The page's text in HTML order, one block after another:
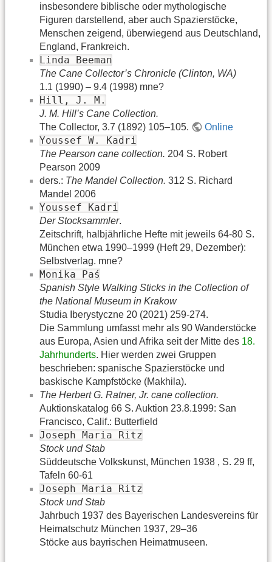
insbesondere biblische oder mythologische
Figuren darstellend, aber auch Spazierstöcke,
Menschen zeigend, überwiegend aus Deutschland,
England, Frankreich.
Linda Beeman
The Cane Collector’s Chronicle (Clinton, WA)
1.1 (1990) – 9.4 (1998) mne?
Hill, J. M.
J. M. Hill’s Cane Collection.
The Collector, 3.7 (1892) 105–105.
Online
Youssef W. Kadri
The Pearson cane collection. 204 S. Robert
Pearson 2009
ders.: The Mandel Collection. 312 S. Richard
Mandel 2006
Youssef Kadri
Der Stocksammler.
Zeitschrift, halbjährliche Hefte mit jeweils 64-80 S.
München etwa 1990–1999 (Heft 29, Dezember):
Selbstverlag. mne?
Monika Paś
Spanish Style Walking Sticks in the Collection of
the National Museum in Krakow
Studia Iberystyczne 20 (2021) 259-274.
Die Sammlung umfasst mehr als 90 Wanderstöcke
aus Europa, Asien und Afrika seit der Mitte des 18.
Jahrhunderts. Hier werden zwei Gruppen
beschrieben: spanische Spazierstöcke und
baskische Kampfstöcke (Makhila).
The Herbert G. Ratner, Jr. cane collection.
Auktionskatalog 66 S. Auktion 23.8.1999: San
Francisco, Calif.: Butterfield
Joseph Maria Ritz
Stock und Stab
Süddeutsche Volkskunst, München 1938 , S. 29 ff,
Tafeln 60-61
Joseph Maria Ritz
Stock und Stab
Jahrbuch 1937 des Bayerischen Landesvereins für
Heimatschutz München 1937, 29–36
Stöcke aus bayrischen Heimatmuseen.